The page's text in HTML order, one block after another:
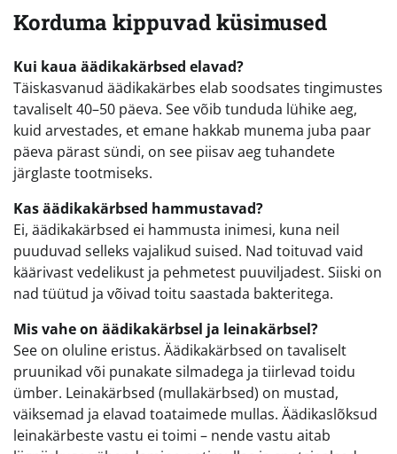
Korduma kippuvad küsimused
Kui kaua äädikakärbsed elavad?
Täiskasvanud äädikakärbes elab soodsates tingimustes
tavaliselt 40–50 päeva. See võib tunduda lühike aeg,
kuid arvestades, et emane hakkab munema juba paar
päeva pärast sündi, on see piisav aeg tuhandete
järglaste tootmiseks.
Kas äädikakärbsed hammustavad?
Ei, äädikakärbsed ei hammusta inimesi, kuna neil
puuduvad selleks vajalikud suised. Nad toituvad vaid
käärivast vedelikust ja pehmetest puuviljadest. Siiski on
nad tüütud ja võivad toitu saastada bakteritega.
Mis vahe on äädikakärbsel ja leinakärbsel?
See on oluline eristus. Äädikakärbsed on tavaliselt
pruunikad või punakate silmadega ja tiirlevad toidu
ümber. Leinakärbsed (mullakärbsed) on mustad,
väiksemad ja elavad toataimede mullas. Äädikaslõksud
leinakärbeste vastu ei toimi – nende vastu aitab